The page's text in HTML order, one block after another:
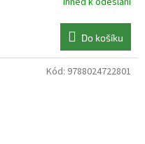
Do košíku
Kód: 9788024722801